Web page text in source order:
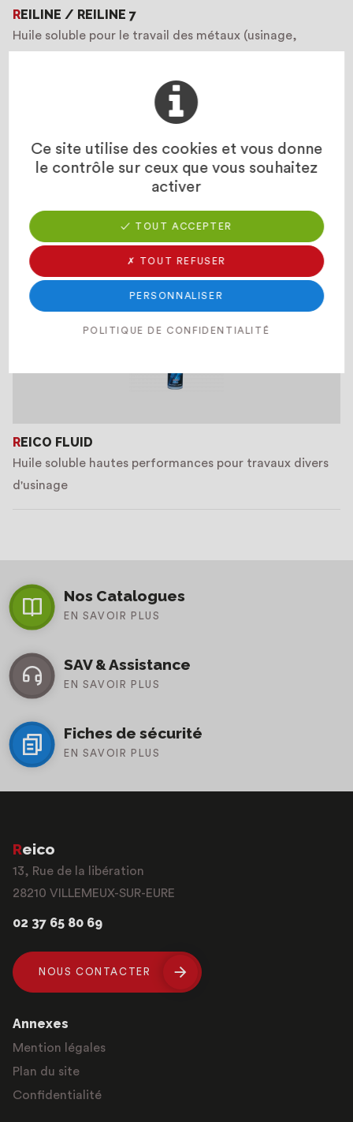
REILINE / REILINE 7
Huile soluble pour le travail des métaux (usinage,
REILINE OR
Huile entière biodégradable haute performance
REICO FLUID
Huile soluble hautes performances pour travaux divers
d'usinage
Nos Catalogues
EN SAVOIR PLUS
SAV & Assistance
EN SAVOIR PLUS
Fiches de sécurité
EN SAVOIR PLUS
Reico
13, Rue de la libération
28210 VILLEMEUX-SUR-EURE
02 37 65 80 69
NOUS CONTACTER
Annexes
Mention légales
Plan du site
Confidentialité
Ce site utilise des cookies et vous donne
le contrôle sur ceux que vous souhaitez
activer
✓ TOUT ACCEPTER
✗ TOUT REFUSER
PERSONNALISER
POLITIQUE DE CONFIDENTIALITÉ